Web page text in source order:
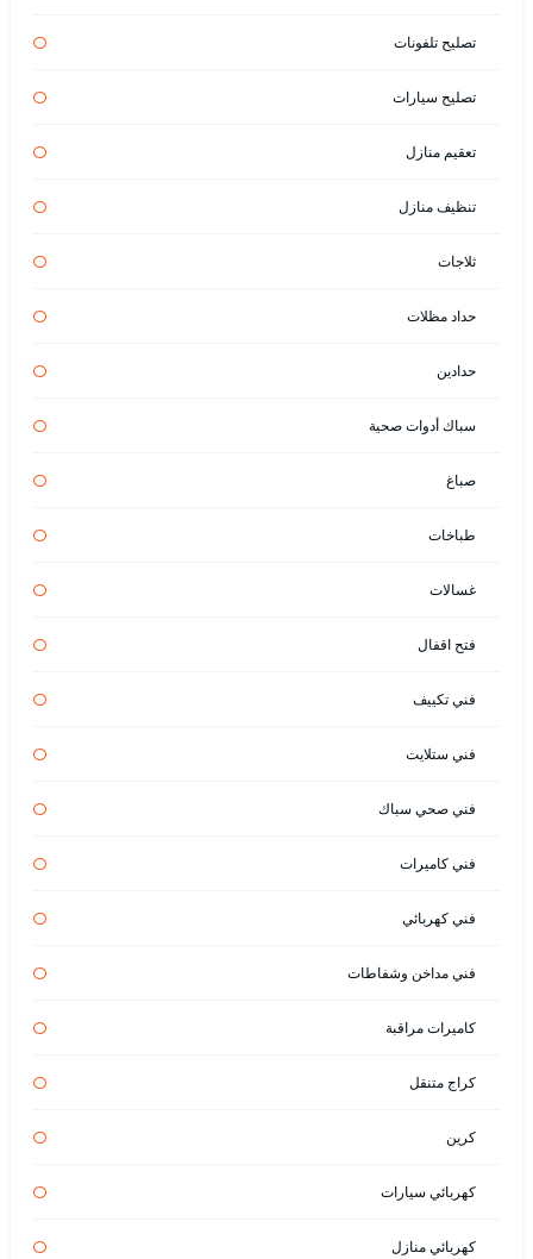
تصليح تلفونات
تصليح سيارات
تعقيم منازل
تنظيف منازل
ثلاجات
حداد مظلات
حدادين
سباك أدوات صحية
صباغ
طباخات
غسالات
فتح اقفال
فني تكييف
فني ستلايت
فني صحي سباك
فني كاميرات
فني كهربائي
فني مداخن وشفاطات
كاميرات مراقبة
كراج متنقل
كرين
كهربائي سيارات
كهربائي منازل